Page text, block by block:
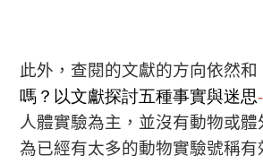
此外，查閱的文獻的方向依然和
嗎？以文獻探討五種事實與迷思
人體實驗為主，並沒有動物或體
為已經有太多的動物實驗號稱有